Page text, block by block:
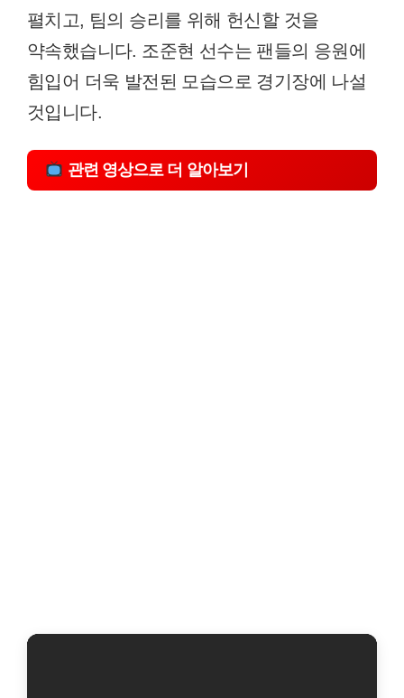
펼치고, 팀의 승리를 위해 헌신할 것을
약속했습니다. 조준현 선수는 팬들의 응원에
힘입어 더욱 발전된 모습으로 경기장에 나설
것입니다.
관련 영상으로 더 알아보기